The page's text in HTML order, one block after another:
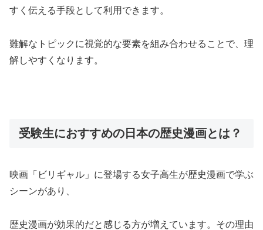
すく伝える手段として利用できます。
難解なトピックに視覚的な要素を組み合わせることで、理
解しやすくなります。
受験生におすすめの日本の歴史漫画とは？
映画「ビリギャル」に登場する女子高生が歴史漫画で学ぶ
シーンがあり、
歴史漫画が効果的だと感じる方が増えています。その理由